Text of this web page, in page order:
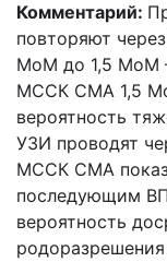
Комментарий:
повторяют
МоМ до 1,5 МоМ
МССК СМА 1,5
вероятность
УЗИ проводят
МССК СМА
последующим
вероятность